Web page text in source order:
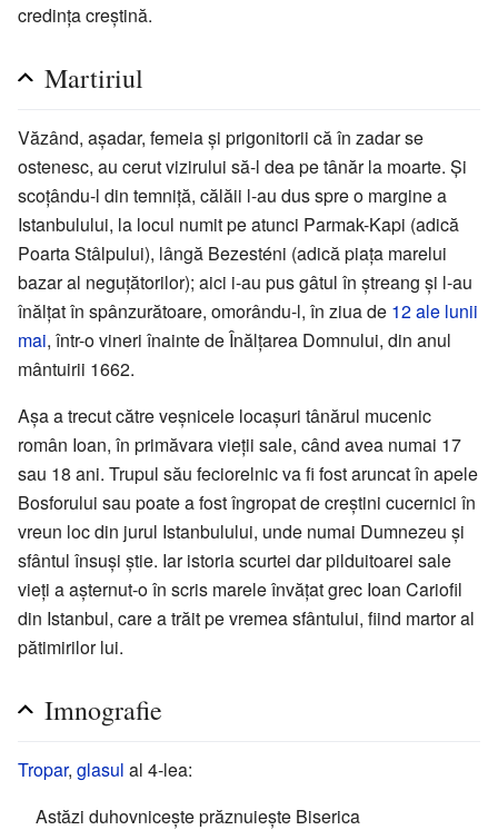
credința creștină.
Martiriul
Văzând, așadar, femeia și prigonitorii că în zadar se
ostenesc, au cerut vizirului să-l dea pe tânăr la moarte. Şi
scoțându-l din temniță, călăii l-au dus spre o margine a
Istanbulului, la locul numit pe atunci Parmak-Kapi (adică
Poarta Stâlpului), lângă Bezesténi (adică piața marelui
bazar al neguțătorilor); aici i-au pus gâtul în ștreang și l-au
înălțat în spânzurătoare, omorându-l, în ziua de 12 ale lunii
mai, într-o vineri înainte de Înălțarea Domnului, din anul
mântuirii 1662.
Așa a trecut către veșnicele locașuri tânărul mucenic
român Ioan, în primăvara vieții sale, când avea numai 17
sau 18 ani. Trupul său feciorelnic va fi fost aruncat în apele
Bosforului sau poate a fost îngropat de creștini cucernici în
vreun loc din jurul Istanbulului, unde numai Dumnezeu și
sfântul însuși știe. Iar istoria scurtei dar pilduitoarei sale
vieți a așternut-o în scris marele învățat grec Ioan Cariofil
din Istanbul, care a trăit pe vremea sfântului, fiind martor al
pătimirilor lui.
Imnografie
Tropar, glasul al 4-lea:
Astăzi duhovnicește prăznuiește Biserica